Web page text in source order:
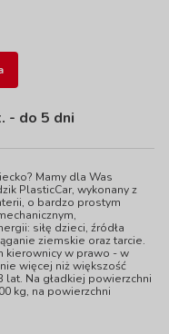
- do 5 dni
Mamy dla Was
PlasticCar, wykonany z
o bardzo prostym
siłę dzieci, źródła
ziemskie oraz tarcie.
kierownicy w prawo - w
więcej niż większość
Na gładkiej powierzchni
kg, na powierzchni